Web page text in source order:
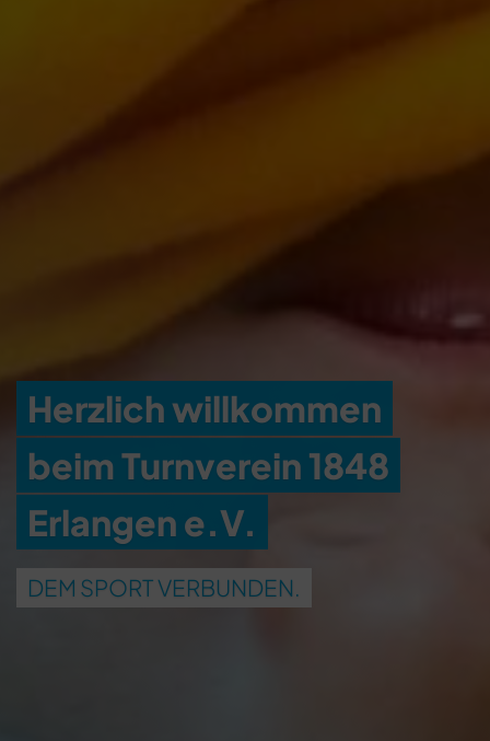
Herzlich willkommen
beim Turnverein 1848
Erlangen e.V.
DEM SPORT VERBUNDEN.